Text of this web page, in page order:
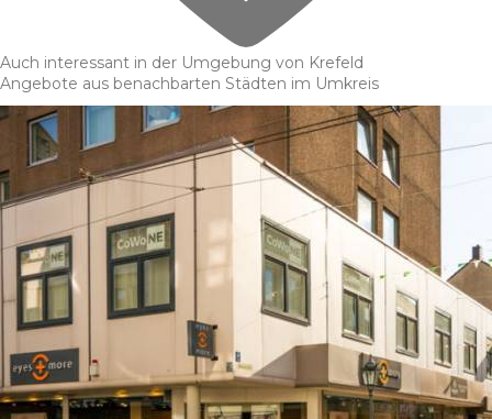
Auch interessant in der Umgebung von Krefeld
Angebote aus benachbarten Städten im Umkreis